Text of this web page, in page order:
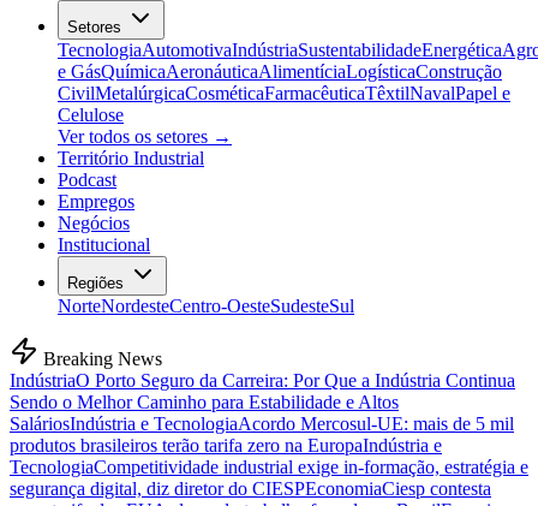
Setores
TecnologiaAutomotivaIndústriaSustentabilidadeEnergética
e GásQuímicaAeronáuticaAlimentíciaLogísticaConstrução
CivilMetalúrgicaCosméticaFarmacêuticaTêxtilNavalPapel e
Celulose
Ver todos os setores →
Território Industrial
Podcast
Empregos
Negócios
Institucional
Regiões
NorteNordesteCentro-OesteSudesteSul
Breaking News
IndústriaO Porto Seguro da Carreira: Por Que a Indústria Continua
Sendo o Melhor Caminho para Estabilidade e Altos
SaláriosIndústria e TecnologiaAcordo Mercosul-UE: mais de 5 mil
produtos brasileiros terão tarifa zero na EuropaIndústria e
TecnologiaCompetitividade industrial exige in-formação, estratégia e
segurança digital, diz diretor do CIESPEconomiaCiesp contesta